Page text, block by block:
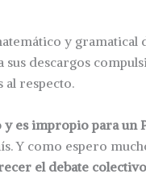
y gramatical
sus descargos
al respecto.
y es impropio para un
Y como espero
el debate